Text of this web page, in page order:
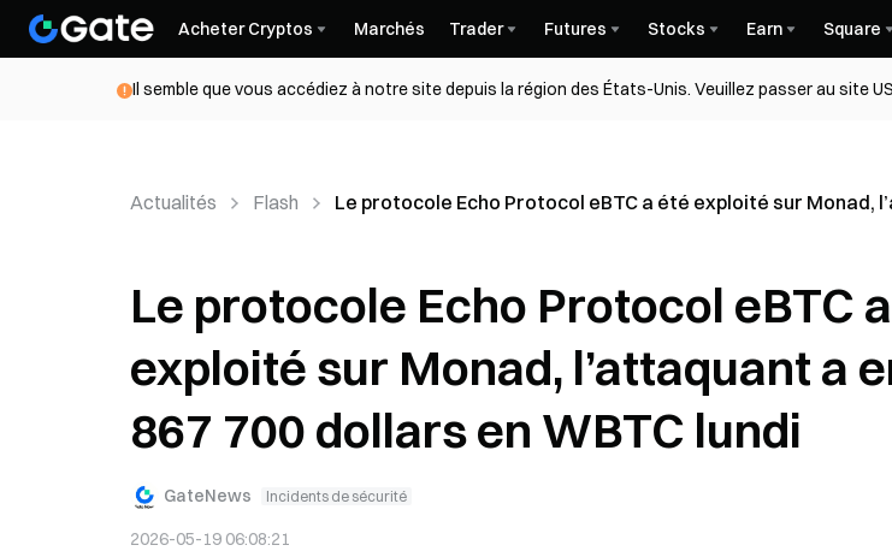
Acheter Cryptos Marchés Trader Futures Stocks Earn Square
Il semble que vous accédiez à notre site depuis la région des États-Unis. Veuillez passer au site
Actualités Flash Le protocole Echo Protocol eBTC a été exploité sur Monad,
Le protocole Echo Protocol eBTC
exploité sur Monad, l’attaquant a
867 700 dollars en WBTC lundi
GateNews Incidents de sécurité
2026-05-19 06:08:21